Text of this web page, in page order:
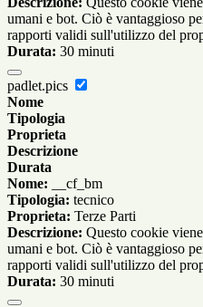
umani e bot. Ciò è vantaggioso
rapporti validi sull'utilizzo del
Durata: 30 minuti
padlet.pics
Nome
Tipologia
Proprieta
Descrizione
Durata
Nome: __cf_bm
Tipologia: tecnico
Proprieta: Terze Parti
Descrizione: Questo cookie
umani e bot. Ciò è vantaggioso
rapporti validi sull'utilizzo del
Durata: 30 minuti